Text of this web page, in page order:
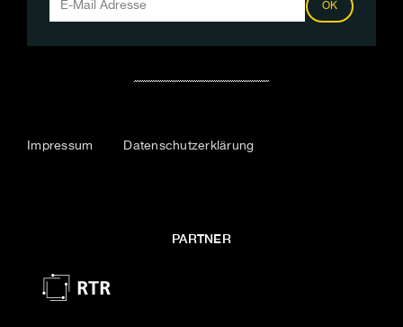
OK
Impressum Datenschutzerklärung
PARTNER